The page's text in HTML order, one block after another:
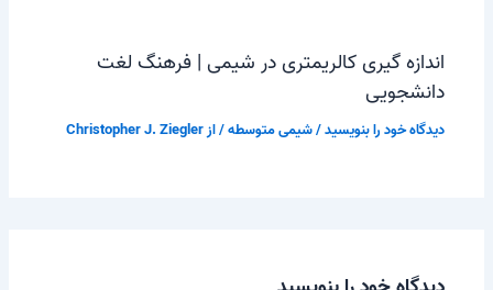
اندازه گیری کالریمتری در شیمی | فرهنگ لغت
دانشجویی
دیدگاه‌ خود را بنویسید/شیمی متوسطه/ ازChristopher J. Ziegler